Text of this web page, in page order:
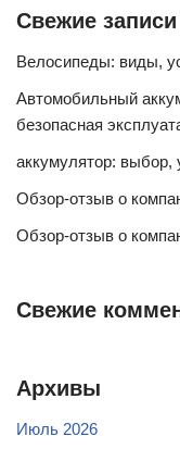
Свежие записи
Велосипеды: виды,
Автомобильный
безопасная
аккумулятор: выбор,
Обзор-отзыв о
Обзор-отзыв о
Свежие
Архивы
Июль 2026